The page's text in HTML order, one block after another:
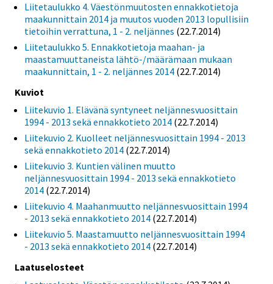
Liitetaulukko 4. Väestönmuutosten ennakkotietoja
maakunnittain 2014 ja muutos vuoden 2013 lopullisiin
tietoihin verrattuna, 1 - 2. neljännes (22.7.2014)
Liitetaulukko 5. Ennakkotietoja maahan- ja
maastamuuttaneista lähtö-/määrämaan mukaan
maakunnittain, 1 - 2. neljännes 2014 (22.7.2014)
Kuviot
Liitekuvio 1. Elävänä syntyneet neljännesvuosittain
1994 - 2013 sekä ennakkotieto 2014 (22.7.2014)
Liitekuvio 2. Kuolleet neljännesvuosittain 1994 - 2013
sekä ennakkotieto 2014 (22.7.2014)
Liitekuvio 3. Kuntien välinen muutto
neljännesvuosittain 1994 - 2013 sekä ennakkotieto
2014 (22.7.2014)
Liitekuvio 4. Maahanmuutto neljännesvuosittain 1994
- 2013 sekä ennakkotieto 2014 (22.7.2014)
Liitekuvio 5. Maastamuutto neljännesvuosittain 1994
- 2013 sekä ennakkotieto 2014 (22.7.2014)
Laatuselosteet